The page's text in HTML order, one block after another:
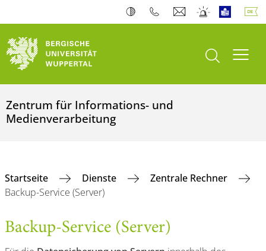
Suche öffnen
Zentrum für Informations- und
Medienverarbeitung
Startseite Dienste
Zentrale Rechner
Backup-Service (Server)
Backup-Service (Server)